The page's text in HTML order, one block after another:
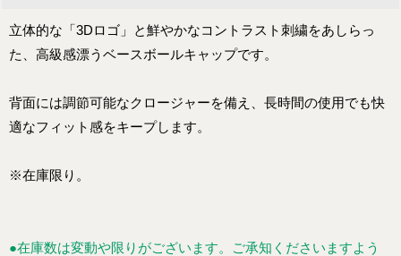
立体的な「3Dロゴ」と鮮やかなコントラスト刺繍をあしらっ
た、高級感漂うベースボールキャップです。
背面には調節可能なクロージャーを備え、長時間の使用でも快
適なフィット感をキープします。
※在庫限り。
●在庫数は変動や限りがございます。ご承知くださいますよう